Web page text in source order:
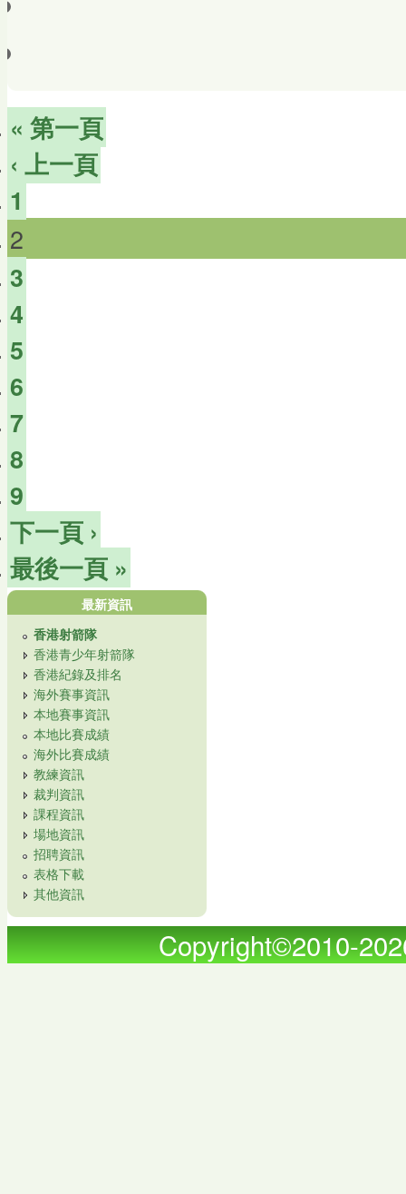
« 第一頁
‹ 上一頁
1
2
3
4
5
6
7
8
9
下一頁 ›
最後一頁 »
最新資訊
香港射箭隊
香港青少年射箭隊
香港紀錄及排名
海外賽事資訊
本地賽事資訊
本地比賽成績
海外比賽成績
教練資訊
裁判資訊
課程資訊
場地資訊
招聘資訊
表格下載
其他資訊
Copyright©2010-